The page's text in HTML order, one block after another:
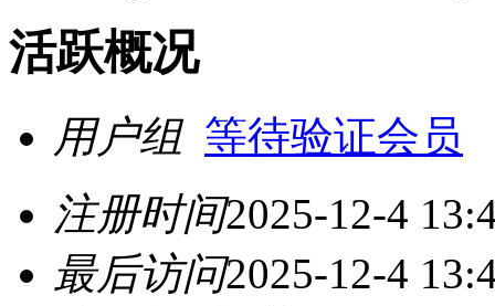
活跃概况
用户组 等待验证会员
注册时间2025-12-4
最后访问2025-12-4